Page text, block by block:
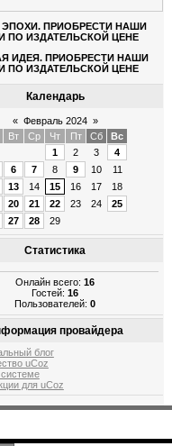
ЭПОХИ. ПРИОБРЕСТИ НАШИ
ПО ИЗДАТЕЛЬСКОЙ ЦЕНЕ
ИДЕЯ. ПРИОБРЕСТИ НАШИ
ПО ИЗДАТЕЛЬСКОЙ ЦЕНЕ
Календарь
« Февраль 2024 »
Вт Ср Чт Пт Сб
Вс
1
2 3
4
6 7 8 9 10
11
13 14 15 16 17
18
20 21 22 23 24
25
27 28 29
Статистика
Онлайн всего:16
Гостей:16
Пользователей:0
провайдера
блог
uCoz
для uCoz